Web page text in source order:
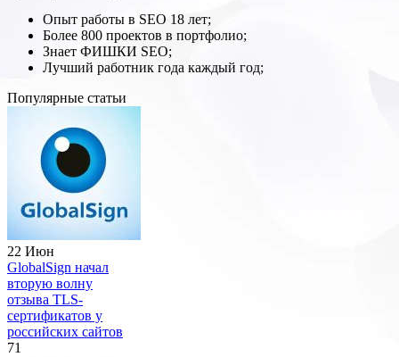
Опыт работы в SEO 18 лет;
Более 800 проектов в портфолио;
Знает ФИШКИ SEO;
Лучший работник года каждый год;
Популярные статьи
22 Июн
GlobalSign начал
вторую волну
отзыва TLS-
сертификатов у
российских сайтов
71